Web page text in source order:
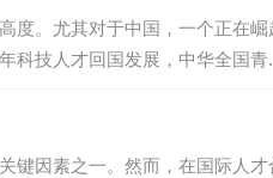
专业性 在选择外教招聘网络平台
度。尤其对于中国，一个正在崛
科技人才回国发展，中华全国青
定了相关的海外人才回国政策，
球化进程的加速，科技人才的流
好的发展机会。这使得中国面临人
键因素之一。然而，在国际人才